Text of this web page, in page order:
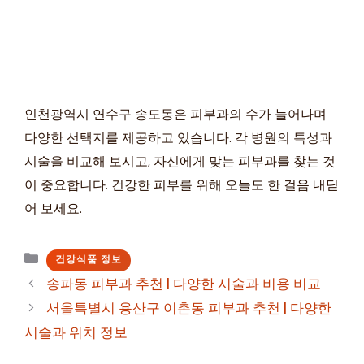
인천광역시 연수구 송도동은 피부과의 수가 늘어나며
다양한 선택지를 제공하고 있습니다. 각 병원의 특성과
시술을 비교해 보시고, 자신에게 맞는 피부과를 찾는 것
이 중요합니다. 건강한 피부를 위해 오늘도 한 걸음 내딛
어 보세요.
카
테
고
리
건강식품 정보
송파동 피부과 추천 | 다양한 시술과 비용 비교
서울특별시 용산구 이촌동 피부과 추천 | 다양한
시술과 위치 정보